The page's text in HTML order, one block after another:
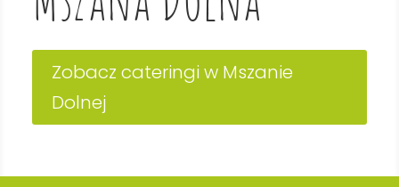
Zobacz cateringi w Mszanie
Dolnej